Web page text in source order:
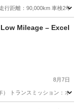
行距離：90,000km 車検2年
Mileage – Excel
8月7日
トランスミッション：オ